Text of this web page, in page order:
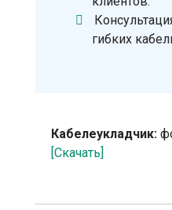
гибких
Кабелеукладчик:
[Скачать]